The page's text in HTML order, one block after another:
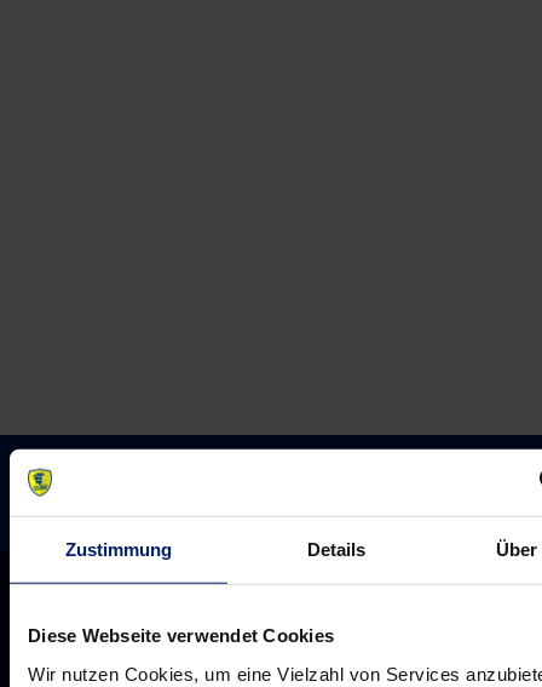
Zustimmung Details
Diese Webseite verwendet Cookies
Wir nutzen Cookies, um eine Vielzahl von Services